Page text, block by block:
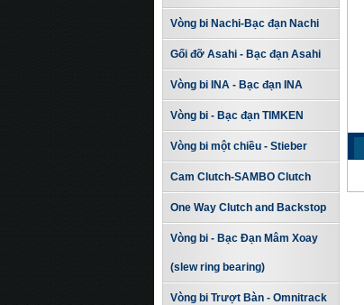
Vòng bi Nachi-Bạc đạn Nachi
Gối đỡ Asahi - Bạc đạn Asahi
Vòng bi INA - Bạc đạn INA
Vòng bi - Bạc đạn TIMKEN
Vòng bi một chiều - Stieber
Cam Clutch-SAMBO Clutch
One Way Clutch and Backstop
Vòng bi - Bạc Đạn Mâm Xoay
(slew ring bearing)
Vòng bi Trượt Bàn - Omnitrack